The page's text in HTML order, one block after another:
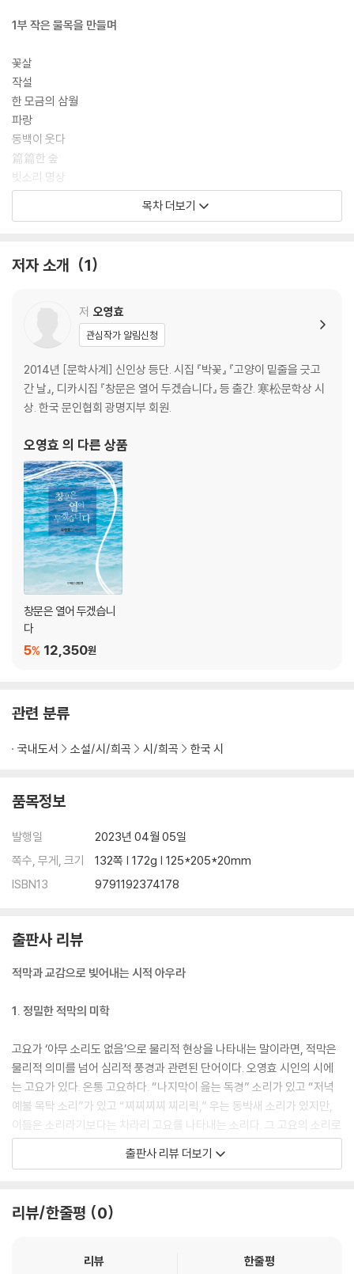
1부 작은 물목을 만들며
꽃살
작설
한 모금의 삼월
파랑
동백이 웃다
篇篇한 숲
빗소리 명상
어디에 닿을까
만취
닦지 마세요
한 권의 시집
2부 잠시 잠깐 개찰구가 열리는 계절
바람
빗소리 명상 2
수묵 산행
여백을 찾아
야옹이는 심심할 틈이 없어요
이름을 엮는 밤
꽃 단추
작은 별
저녁의 끝마디
가을 기차
해국
낮잠 속에 오셨네
길을 묻다
떠나간 사람
곁으로
꽃이 없는 날들
꿈은 잠깐
안개가 사라지듯
검은 비 한 가닥
빗방울이 대신 울어요
밥
발효된 그 이름
줄
어머니의 꽃 날
먼 길
4부 깜박이는 점멸등
아름다운 적멸
어제로 가는 기차
목차 더보기
저자 소개 1
저 오영효
관심작가 알림신청
2014년 [문학사계] 신인상 등단. 시집 『박꽃』 『고양이 밑줄을 긋고
간 날』, 디카시집 『창문은 열어 두겠습니다』 등 출간. 寒松문학상 시
상. 한국 문인협회 광명지부 회원.
오영효 의 다른 상품
창문은 열어 두겠습니
다
12,350원
5%
관련 분류
국내도서 소설/시/희곡 시/희곡 한국 시
품목정보
발행일
2023년 04월 05일
쪽수, 무게, 크기
132쪽 | 172g | 125*205*20mm
ISBN13
9791192374178
출판사 리뷰
적막과 교감으로 빚어내는 시적 아우라
1. 정밀한 적막의 미학
고요가 ‘아무 소리도 없음’으로 물리적 현상을 나타내는 말이라면, 적막은
물리적 의미를 넘어 심리적 풍경과 관련된 단어이다. 오영효 시인의 시에
는 고요가 있다. 온통 고요하다. “나지막이 읊는 독경” 소리가 있고 “저녁
예불 목탁 소리”가 있고 “찌찌찌찌 찌리릭,” 우는 동박새 소리가 있지만,
이들은 소리라기보다는 차라리 고요를 나타내는 소리다. 그 고요의 소리로
그려내는 시인의 내면 풍경은 끝 모를 깊이와 따스한 연민의 온도를 지녔
다. 따라서 그의 시는 고요를 넘어선 적막의 언어로 직조되어 있다고 말해
는 일이 오영효 시인의 시를 이해하는 길이다. 시인의 시 전편 가운데 유난
출판사 리뷰 더보기
리뷰/한줄평 0
리뷰
한줄평